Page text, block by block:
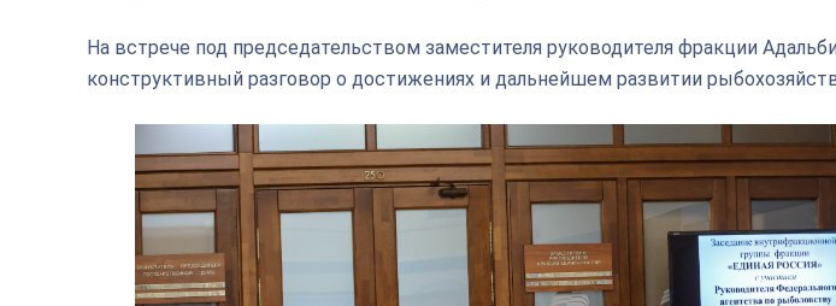
На встрече под председательством заместителя руководителя фракции
конструктивный разговор о достижениях и дальнейшем развитии